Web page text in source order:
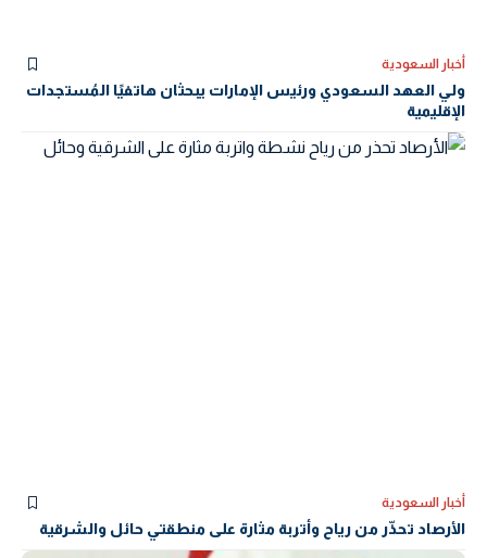
أخبار السعودية
ولي العهد السعودي ورئيس الإمارات يبحثان هاتفيًا المُستجدات
الإقليمية
أخبار السعودية
الأرصاد تحذّر من رياح وأتربة مثارة على منطقتي حائل والشرقية